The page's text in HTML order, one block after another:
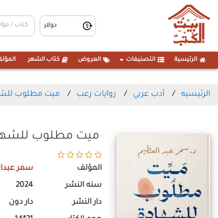
الرئيسية التصنيفات العروض كتاب الشهر
الرئيسيه أدب عربي روايات رعب ميت مطلوب
ميت مطلوب
المؤلف سمر
سنه النشر 2024
دار النشر دار دون